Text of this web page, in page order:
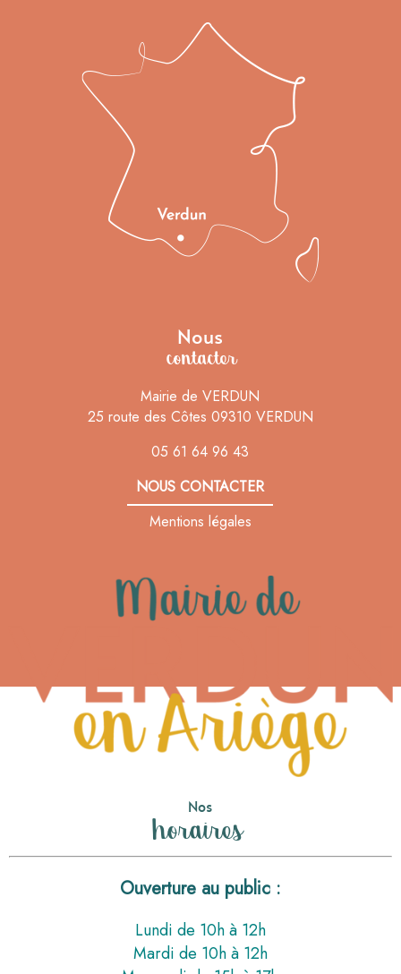
Nous
contacter
Mairie de VERDUN
25 route des Côtes 09310 VERDUN
05 61 64 96 43
NOUS CONTACTER
Mentions légales
Nos
horaires
Ouverture au public :
Lundi de 10h à 12h
Mardi de 10h à 12h